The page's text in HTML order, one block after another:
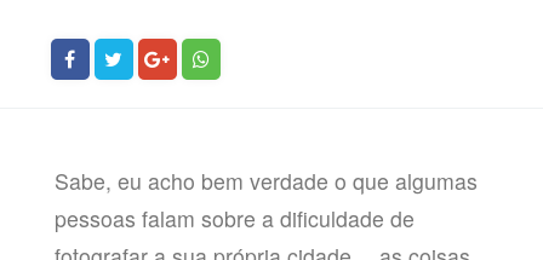
Sabe, eu acho bem verdade o que algumas
pessoas falam sobre a dificuldade de